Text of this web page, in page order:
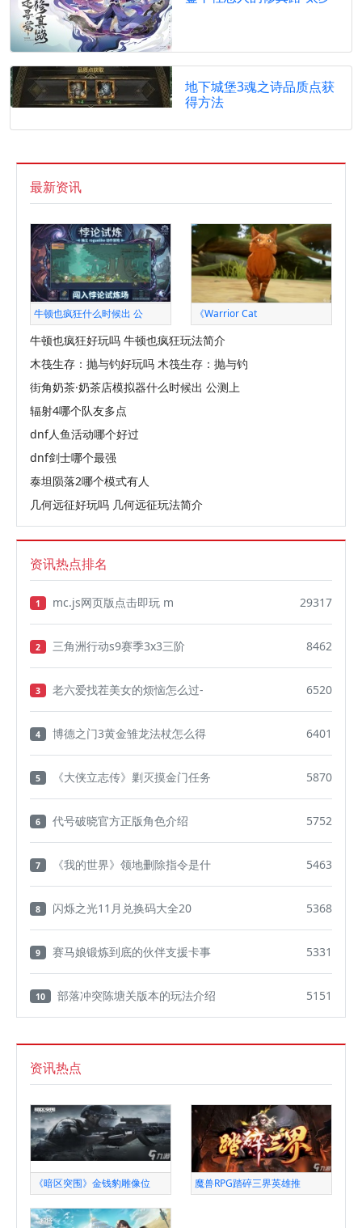
地下城堡3魂之诗品质点获
得方法
最新资讯
牛顿也疯狂什么时候出 公 《Warrior Cat
牛顿也疯狂好玩吗 牛顿也疯狂玩法简介
木筏生存：抛与钓好玩吗 木筏生存：抛与钓
街角奶茶·奶茶店模拟器什么时候出 公测上
辐射4哪个队友多点
dnf人鱼活动哪个好过
dnf剑士哪个最强
泰坦陨落2哪个模式有人
几何远征好玩吗 几何远征玩法简介
资讯热点排名
1 mc.js网页版点击即玩 m 29317
2 三角洲行动s9赛季3x3三阶 8462
3 老六爱找茬美女的烦恼怎么过- 6520
4 博德之门3黄金雏龙法杖怎么得 6401
5 《大侠立志传》剿灭摸金门任务 5870
6 代号破晓官方正版角色介绍 5752
7 《我的世界》领地删除指令是什 5463
8 闪烁之光11月兑换码大全20 5368
9 赛马娘锻炼到底的伙伴支援卡事 5331
10 部落冲突陈塘关版本的玩法介绍 5151
资讯热点
《暗区突围》金钱豹雕像位 魔兽RPG踏碎三界英雄推